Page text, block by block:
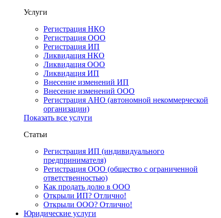
Услуги
Регистрация НКО
Регистрация ООО
Регистрация ИП
Ликвидация НКО
Ликвидация ООО
Ликвидация ИП
Внесение изменений ИП
Внесение изменений ООО
Регистрация АНО (автономной некоммерческой
организации)
Показать все услуги
Статьи
Регистрация ИП (индивидуального
предпринимателя)
Регистрация ООО (общество с ограниченной
ответственностью)
Как продать долю в ООО
Открыли ИП? Отлично!
Открыли ООО? Отлично!
Юридические услуги